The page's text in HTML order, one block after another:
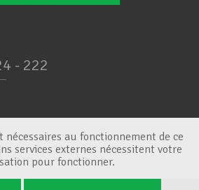
- 222
nécessaires au fonctionnement de ce
services externes nécessitent votre
pour fonctionner.